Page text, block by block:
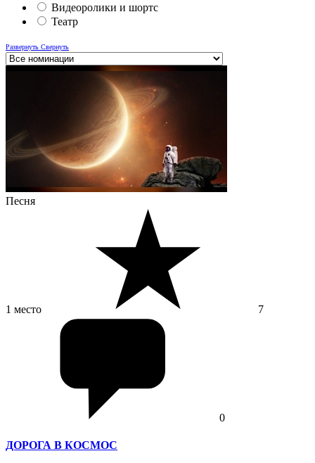
Видеоролики и шортс
Театр
Развернуть Свернуть
Песня
1 место 7
0
ДОРОГА В КОСМОС